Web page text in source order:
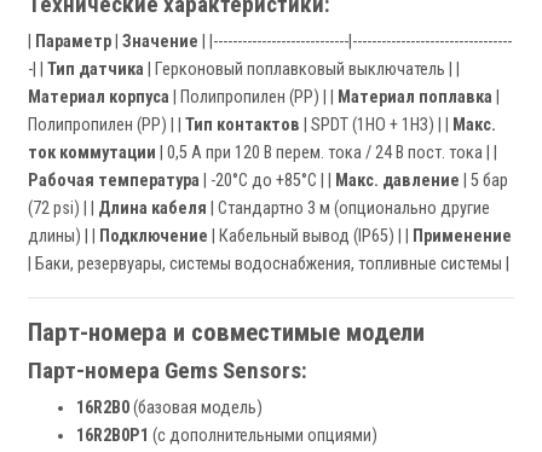
Параметр Значение | |----------------------------|---------------------------------
-| | Тип датчика | Герконовый поплавковый выключатель | |
Материал корпуса | Полипропилен (PP) | | Материал поплавка
Полипропилен (PP) | | Тип контактов | SPDT (1НО + 1НЗ) | |
Макс.
ток коммутации | 0,5 А при 120 В перем. тока / 24 В пост. тока | |
Рабочая температура | -20°C до +85°C | | Макс. давление | 5 бар
(72 psi) | | Длина кабеля | Стандартно 3 м (опционально другие
длины) | |
Подключение | Кабельный вывод (IP65) | |
Применение
| Баки, резервуары, системы водоснабжения, топливные системы |
Парт-номера и совместимые модели
Парт-номера Gems Sensors:
16R2B0(базовая модель)
16R2B0P1 (с дополнительными опциями)